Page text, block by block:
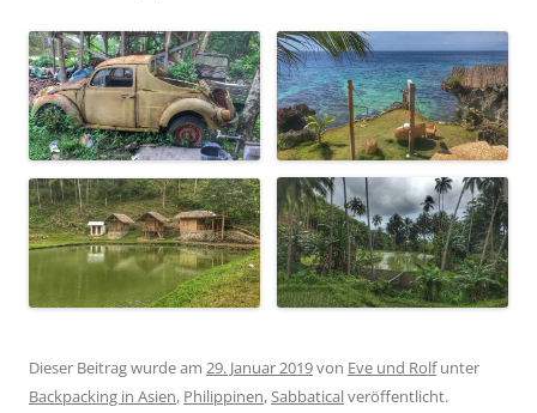
Dieser Beitrag wurde am 29. Januar 2019von Eve und Rolfunter
Backpacking in Asien, Philippinen,Sabbaticalveröffentlicht.